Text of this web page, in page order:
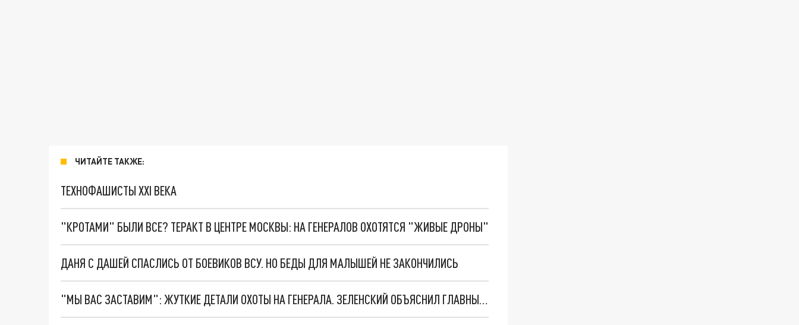
ЧИТАЙТЕ ТАКЖЕ:
ТЕХНОФАШИСТЫ XXI ВЕКА
"КРОТАМИ" БЫЛИ ВСЕ? ТЕРАКТ В ЦЕНТРЕ МОСКВЫ: НА ГЕНЕРАЛОВ ОХОТЯТСЯ "ЖИВЫЕ ДРОНЫ"
ДАНЯ С ДАШЕЙ СПАСЛИСЬ ОТ БОЕВИКОВ ВСУ. НО БЕДЫ ДЛЯ МАЛЫШЕЙ НЕ ЗАКОНЧИЛИСЬ
"МЫ ВАС ЗАСТАВИМ": ЖУТКИЕ ДЕТАЛИ ОХОТЫ НА ГЕНЕРАЛА. ЗЕЛЕНСКИЙ ОБЪЯСНИЛ ГЛАВНЫЙ СМЫСЛ ТЕРАКТА В ЦЕНТРЕ МОСКВЫ